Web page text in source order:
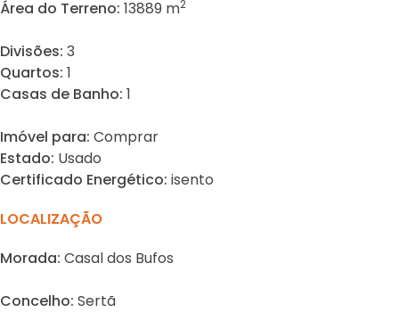
Área do Terreno: 13889 m2
Divisões: 3
Quartos: 1
Casas de Banho: 1
Imóvel para: Comprar
Estado: Usado
Certificado Energético: isento
LOCALIZAÇÃO
Morada: Casal dos Bufos
Concelho: Sertã